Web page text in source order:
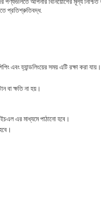
প্রতিশ্রুতিবদ্ধ.
এবং হ্যান্ডলিংয়ের সময় এটি রক্ষা করা যায়।
বা ক্ষতি না হয়।
এর মাধ্যমে পাঠানো হবে।